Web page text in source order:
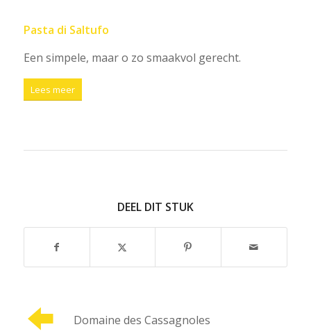
Pasta di Saltufo
Een simpele, maar o zo smaakvol gerecht.
Lees meer
DEEL DIT STUK
Domaine des Cassagnoles